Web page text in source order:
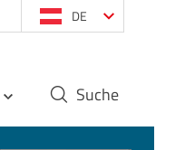
DE
Suche